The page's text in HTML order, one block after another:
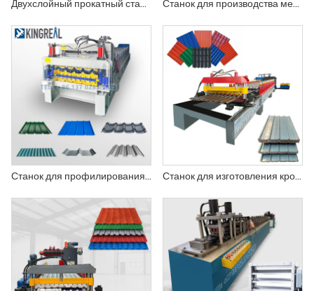
Двухслойный прокатный станок Станок для производства металлической черепицы
Станок для профилирования кровельных и стеновых панелей Станок для изготовления кровельных листов